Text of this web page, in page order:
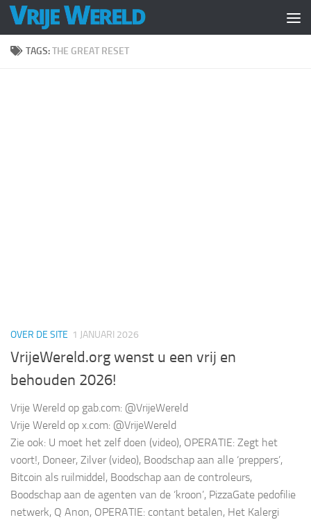
Doorgaan naar inhoud
TAGS:THE GREAT RESET
OVER DE SITE 1 JANUARI 2026
VrijeWereld.org wenst u een vrij en
behouden 2026!
Vrije Wereld op gab.com: @VrijeWereld
Vrije Wereld op x.com: @VrijeWereld
Zie ook: U moet het zelf doen (video), OPERATIE: Zegt het
voort!, Doneer, Zilver (video), Boodschap aan alle ‘preppers’,
Bitcoin als ruilmiddel, Boodschap aan de controleurs,
Boodschap aan de agenten van de ‘kroon’, PizzaGate pedofilie
netwerk, Q Anon, OPERATIE: contant betalen, Het Kalergi